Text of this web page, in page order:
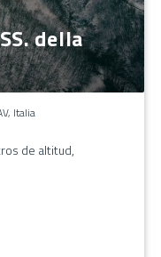
della
Italia
de altitud,